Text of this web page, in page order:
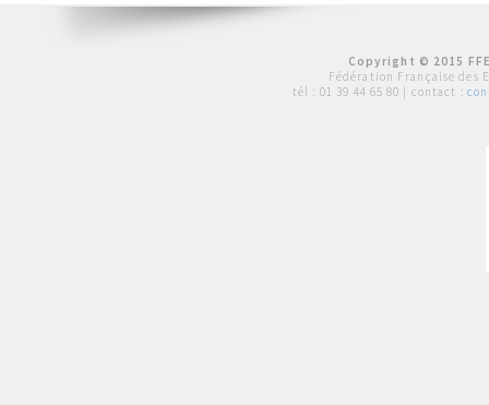
Copyright © 2015
Fédération Française des
tél : 01 39 44 65 80 | contact :